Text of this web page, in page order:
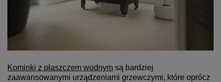
Kominki z płaszczem wodnym są bardziej
zaawansowanymi urządzeniami grzewczymi, które oprócz